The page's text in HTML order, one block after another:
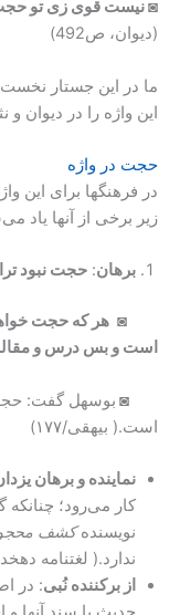
◙ نیست قوی زی تو
(دیوان، ص492)
ما در این جستار
این واژه را در دیوان و
حجت در واژه
در فرهنگها برای این
زیر برخی از آنها یاد
برهان: حجت نبود
◙ هر که حجت
است و بس درس و
◙ بوسهل گفت:
است.( بیهقی/۱۷۷)
نماینده و برهان
کار می‌رود؛
نویسندهکشف
ندارد.( لغتنامه
از برکننده نُبی: در